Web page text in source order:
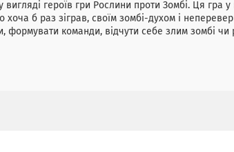
вигляді героїв гри Рослини проти Зомбі. Ця гра
б раз зіграв, своїм зомбі-духом і
команди, відчути себе злим зомбі